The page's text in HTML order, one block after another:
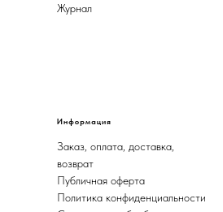
Журнал
Информация
Заказ, оплата, доставка,
возврат
Публичная оферта
Политика конфиденциальности